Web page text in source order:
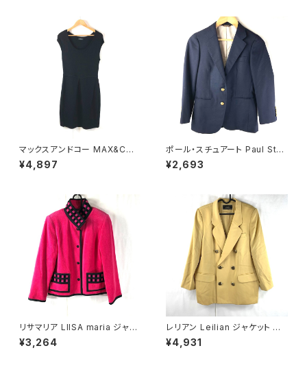
マックスアンドコー MAX&CO
ワンピース ノースリーブ ボーダ
ー タック 黒 900646
¥4,897
ポール・スチュアート Paul Stua
rt ジャケット 金ボタン 袖ボタン
サイドポケット スリット 紺 7サイ
¥2,693
リサマリア LIISA maria ジャケ
ット 裏地花柄 綿 肩パット ピン
ク 900697
¥3,264
レリアン Leilian ジャケット 肩
パッド 黄色 金色 13+サイズ 90
0590
¥4,931